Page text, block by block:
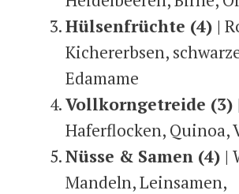
Hülsenfrüchte (4) |
Kichererbsen,
Edamame
Vollkorngetreide (3) |
Haferflocken, Quinoa,
Nüsse & Samen (4) |
Mandeln, Leinsamen,